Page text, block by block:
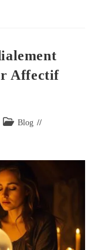
Affectif
Blog